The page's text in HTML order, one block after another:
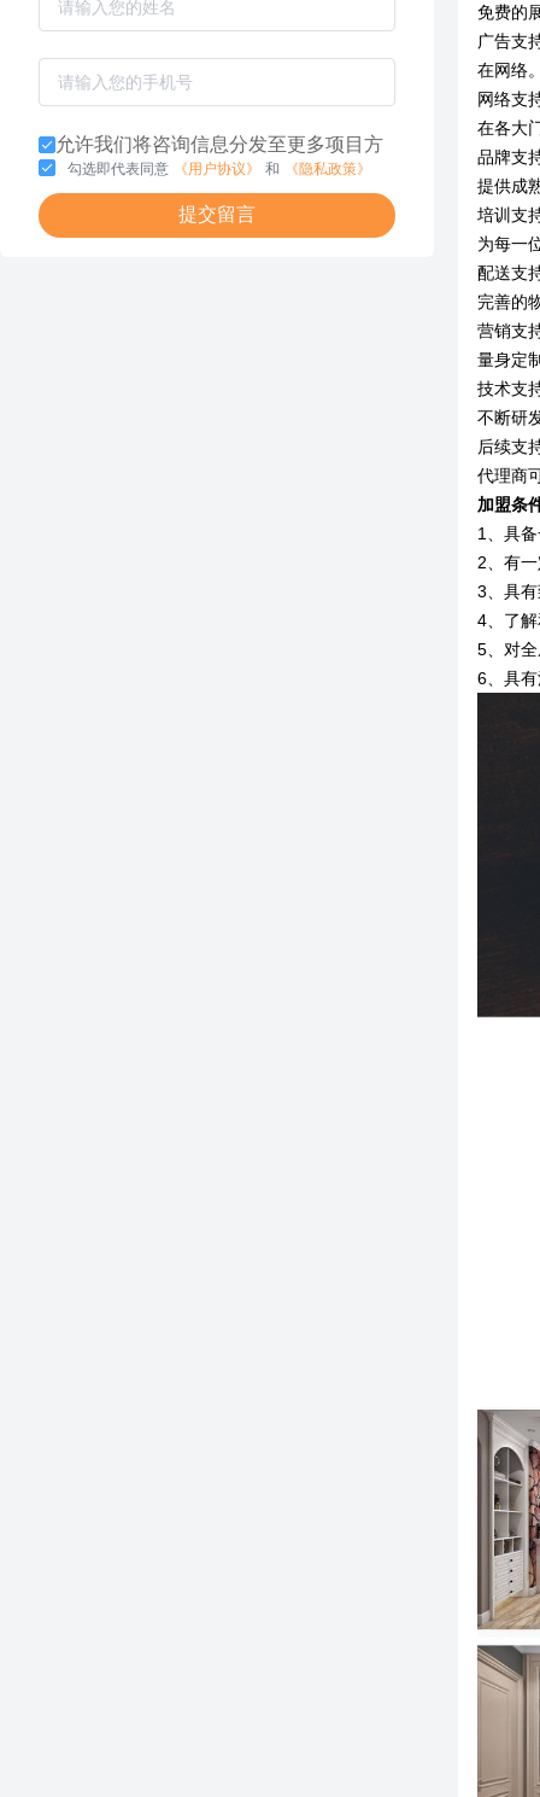
允许我们将咨询信息分发至更多项目方
勾选即代表同意 《用户协议》 和 《隐私政策》
提交留言
免费的
广告支
在网络
网络支
在各大
品牌支
提供成
培训支
为每一
配送支
完善的
营销支
量身定
技术支
不断研
后续支
代理商
加盟条
1、具
2、有
3、具
4、了
5、对
6、具